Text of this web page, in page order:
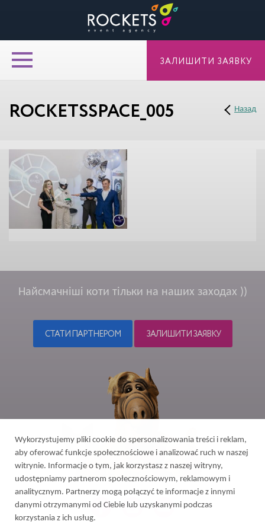
ROCKETSSPACE_005 Назад
Найсмачніші коти тільки на наших заходах ))
СТАТИ ПАРТНЕРОМ ЗАЛИШИТИ ЗАЯВКУ
ЗАЛИШИТИ ЗАЯВКУ
Wykorzystujemy pliki cookie do spersonalizowania treści i reklam,
aby oferować funkcje społecznościowe i analizować ruch w naszej
witrynie. Informacje o tym, jak korzystasz z naszej witryny,
udostępniamy partnerom społecznościowym, reklamowym i
analitycznym. Partnerzy mogą połączyć te informacje z innymi
danymi otrzymanymi od Ciebie lub uzyskanymi podczas
korzystania z ich usług.